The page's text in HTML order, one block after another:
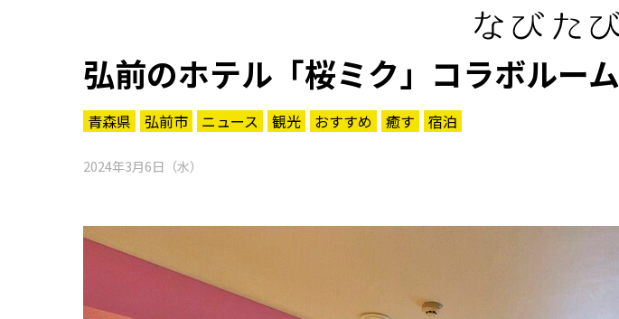
弘前のホテル「桜ミク」コラボルーム
青森県 弘前市 ニュース 観光 おすすめ 癒す 宿泊
2024年3月6日（水）